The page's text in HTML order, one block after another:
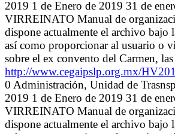
2019 1 de Enero de 2019 31 de
VIRREINATO Manual de
dispone actualmente el archivo bajo
así como proporcionar al usuario o
sobre el ex convento del Carmen,
http://www.cegaipslp.org.mx/
0 Administración, Unidad de
2019 1 de Enero de 2019 31 de
VIRREINATO Manual de
dispone actualmente el archivo bajo